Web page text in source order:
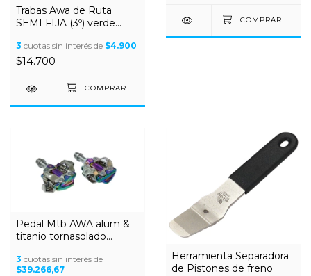
Trabas Awa de Ruta
SEMI FIJA (3º) verde
SPD-SL
3 cuotas sin interés de $4.900
$14.700
Pedal Mtb AWA alum &
titanio tornasolado
c/rulemanes
3 cuotas sin interés de
$39.266,67
Herramienta Separadora
de Pistones de freno